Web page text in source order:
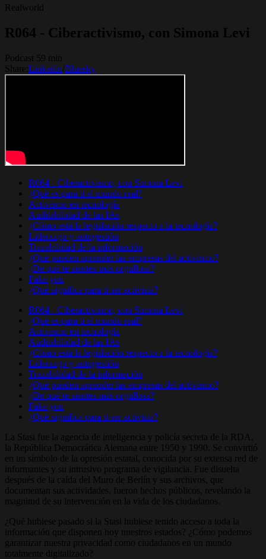
Realworld
R064 - Ciberactivismo, con Simona Levi
Podcast 59 min
Share: Linkedin Bluesky
R064 - Ciberactivismo, con Simona Levi
¿Qué es para ti el mundo real?
Activismo en tecnología
Auditabilidad de las IAs
¿Cómo está la legislación respecto a la tecnología?
Liderazgo y autogestión
Trazabilidad de la información
¿Qué pueden aprender las empresas del activismo?
¿De qué te sientes más orgullosa?
Fake you
¿Qué significa para ti ser activista?
R064 - Ciberactivismo, con Simona Levi
¿Qué es para ti el mundo real?
Activismo en tecnología
Auditabilidad de las IAs
¿Cómo está la legislación respecto a la tecnología?
Liderazgo y autogestión
Trazabilidad de la información
¿Qué pueden aprender las empresas del activismo?
¿De qué te sientes más orgullosa?
Fake you
¿Qué significa para ti ser activista?
La Stasi fue la agencia de inteligencia y policía secreta de la RDA,
la República Democrática Alemana entre 1950 y 1990. Se convirtió
en un símbolo de la opresión estatal, conocida por su extensa red de
informantes y su intrusivo programa de vigilancia. Fue disuelta
después de la caída del Muro de Berlín y sus archivos, que
documentan sus actividades, fueron hechos públicos, revelando la
magnitud de su intervención en la vida de los ciudadanos.
¿Qué hubiese pasado si la Stasi hubiese tenido acceso a toda la
información que disponen hoy nuestros estados? ¿Cómo podemos
garantizar nuestra privacidad como ciudadanos en un mundo
totalmente digitalizado?